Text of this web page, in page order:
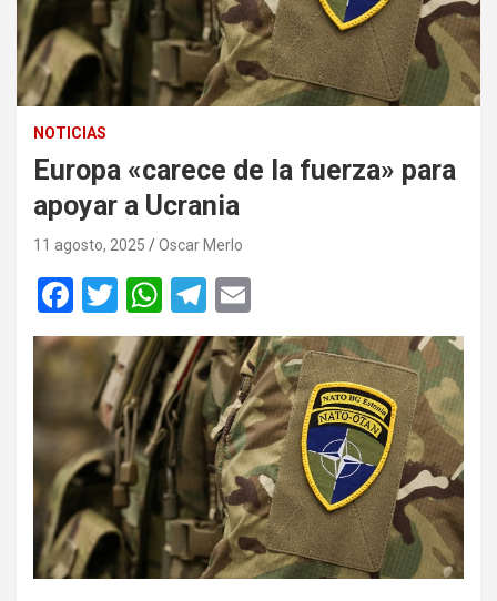
NOTICIAS
Europa «carece de la fuerza» para
apoyar a Ucrania
11 agosto, 2025 Oscar Merlo
F
a
ce
b
o
o
k
T
wi
tt
er
W
h
at
s
A
p
p
T
el
e
gr
a
m
m
ail